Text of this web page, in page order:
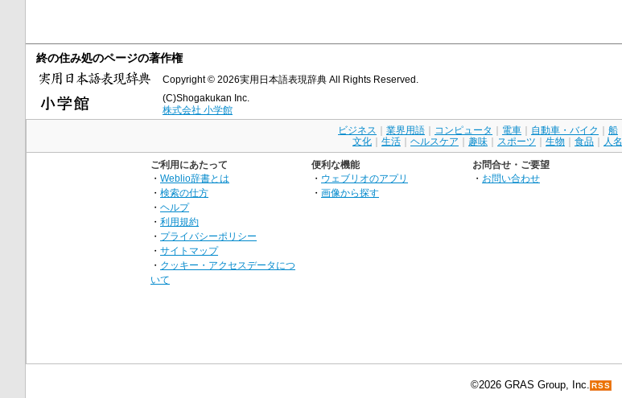
終の住み処のページの著作権
Copyright © 2026実用日本語表現辞典 All Rights Reserved.
(C)Shogakukan Inc.
株式会社 小学館
ビジネス 業界用語 コンピュータ 電車 自動車・バイク 船
文化
生活 ヘルスケア 趣味 スポーツ 生物 食品 人名
ご利用にあたって
・ Weblio辞書とは
・ 検索の仕方
・ ヘルプ
・ 利用規約
・ プライバシーポリシー
・ サイトマップ
・ クッキー・アクセスデータにつ
いて
便利な機能
・ ウェブリオのアプリ
・ 画像から探す
お問合せ・ご要望
・ お問い合わせ
©2026 GRAS Group, Inc. RSS